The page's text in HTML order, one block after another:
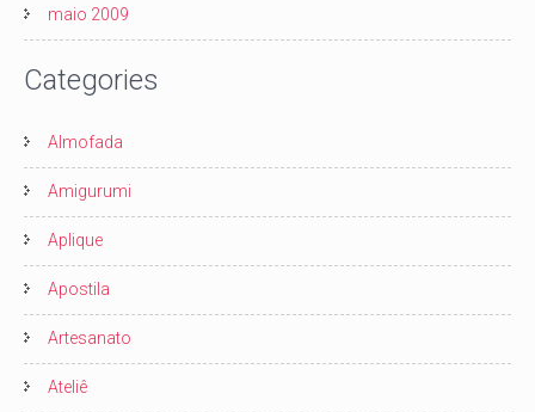
maio 2009
Categories
Almofada
Amigurumi
Aplique
Apostila
Artesanato
Ateliê